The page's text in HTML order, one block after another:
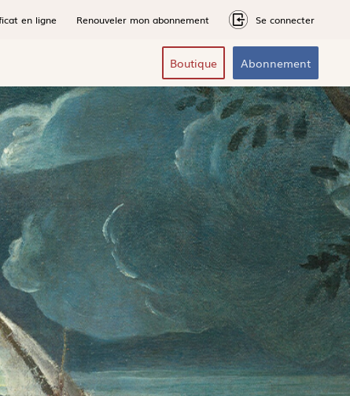
en ligne Renouveler mon abonnement Se connecter
Boutique Abonnement